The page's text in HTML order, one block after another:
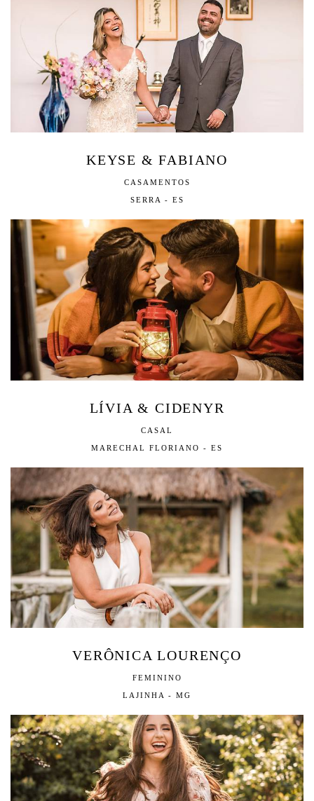
KEYSE & FABIANO
CASAMENTOS
SERRA - ES
LÍVIA & CIDENYR
CASAL
MARECHAL FLORIANO - ES
VERÔNICA LOURENÇO
FEMININO
LAJINHA - MG